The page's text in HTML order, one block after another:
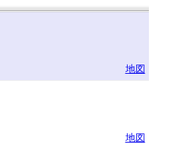
地図
地図